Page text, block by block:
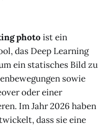
photo ist ein
das Deep Learning
ein statisches Bild zu
sowie
oder einer
Im Jahr 2026 haben
dass sie eine